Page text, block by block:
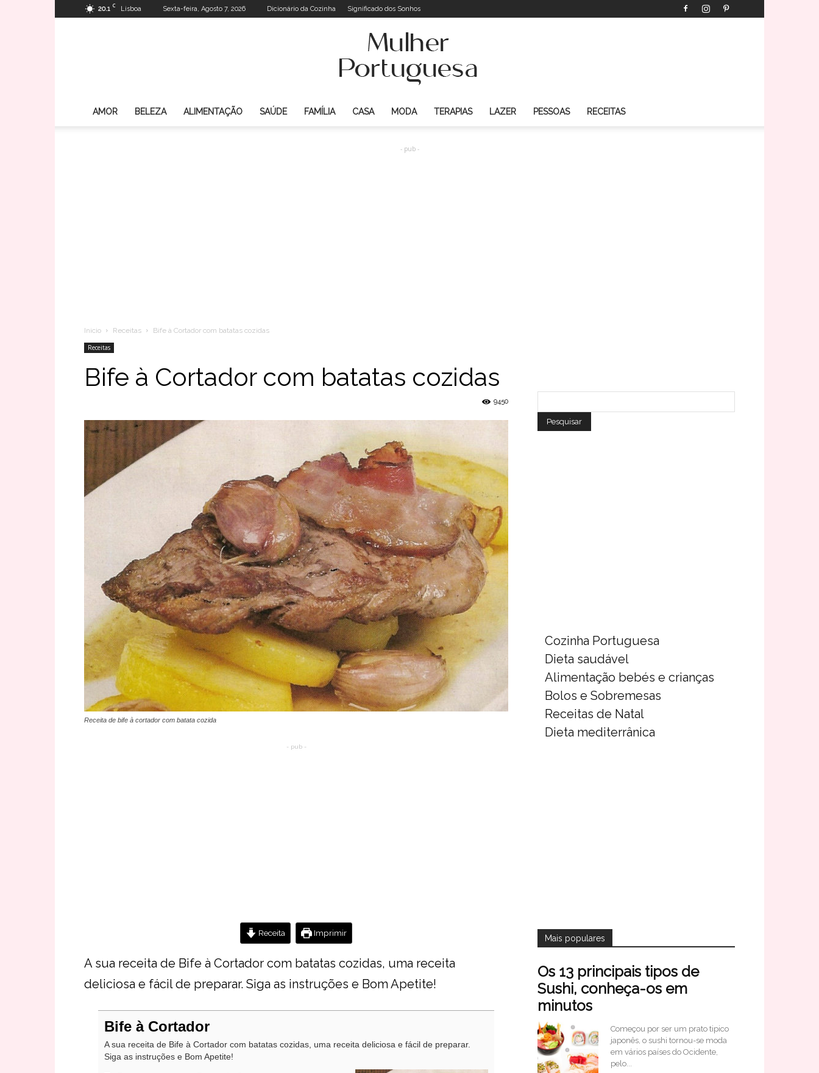
20.1 C Lisboa Sexta-feira, Agosto 7, 2026 Dicionário da Cozinha Significado dos Sonhos
AMOR BELEZA ALIMENTAÇÃO SAÚDE FAMÍLIA CASA MODA TERAPIAS LAZER PESSOAS RECEITAS
- pub -
Inicio Receitas
Bife à Cortador com batatas cozidas
Receitas
Bife à Cortador com batatas cozidas
9450
Receita de bife à cortador com batata cozida
- pub -
Receita Imprimir
A sua receita de Bife à Cortador com batatas cozidas, uma receita
deliciosa e fácil de preparar. Siga as instruções e Bom Apetite!
Bife à Cortador
A sua receita de Bife à Cortador com batatas cozidas, uma receita deliciosa e fácil de preparar.
Siga as instruções e Bom Apetite!
Cozinha Portuguesa
Dieta saudável
Alimentação bebés e crianças
Bolos e Sobremesas
Receitas de Natal
Dieta mediterrânica
Mais populares
Os 13 principais tipos de
Sushi, conheça-os em
minutos
Começou por ser um prato tipico
japonês, o sushi tornou-se moda
em vários países do Ocidente,
pelo...